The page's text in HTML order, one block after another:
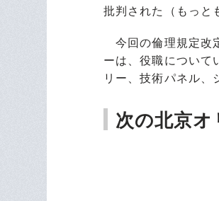
批判された（もっと
今回の倫理規定改
ーは、役職について
リー、技術パネル、
次の北京オ